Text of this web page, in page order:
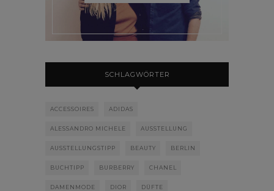
SCHLAGWÖRTER
ACCESSOIRES ADIDAS
ALESSANDRO MICHELE AUSSTELLUNG
AUSSTELLUNGSTIPP BEAUTY BERLIN
BUCHTIPP BURBERRY CHANEL
DAMENMODE DIOR DÜFTE